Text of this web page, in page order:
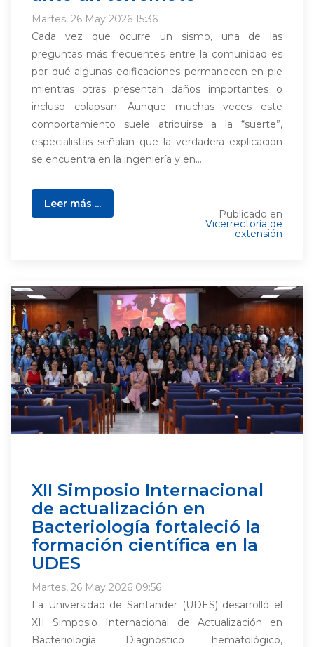
Martes, 26 May 2026 15:36
Cada vez que ocurre un sismo, una de las
preguntas más frecuentes entre la comunidad es
por qué algunas edificaciones permanecen en pie
mientras otras presentan daños importantes o
incluso colapsan. Aunque muchas veces este
comportamiento suele atribuirse a la “suerte”,
especialistas señalan que la verdadera explicación
se encuentra en la ingeniería y en...
Leer más ...
Publicado en
Vicerrectoría de
extensión
XII Simposio Internacional
de actualización en
Bacteriología fortaleció la
formación científica en la
UDES
Martes, 26 May 2026 09:56
La Universidad de Santander (UDES) desarrolló el
XII Simposio Internacional de Actualización en
Bacteriología: Diagnóstico hematológico,